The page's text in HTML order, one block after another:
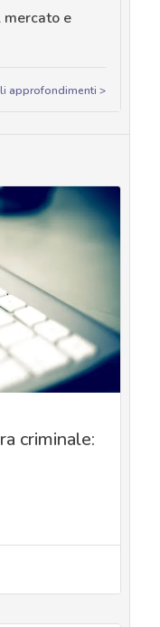
mercato e
approfondimenti >
criminale: